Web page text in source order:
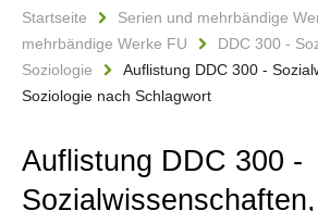
Startseite Serien und mehrbändige
mehrbändige Werke FU
DDC 300 -
Soziologie
Auflistung DDC 300 -
Soziologie nach Schlagwort
Auflistung DDC 300 -